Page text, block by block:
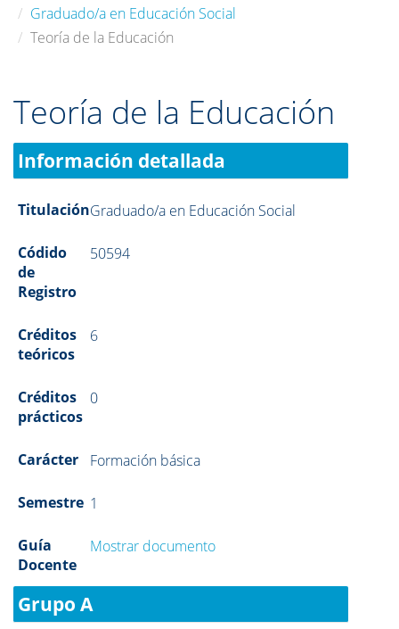
Graduado/a en Educación Social
Teoría de la Educación
Teoría de la Educación
Información detallada
TitulaciónGraduado/a en Educación Social
Códido
de
Registro
50594
Créditos
teóricos
6
Créditos
prácticos
0
Carácter Formación básica
Semestre 1
Guía
Docente
Mostrar documento
Grupo A